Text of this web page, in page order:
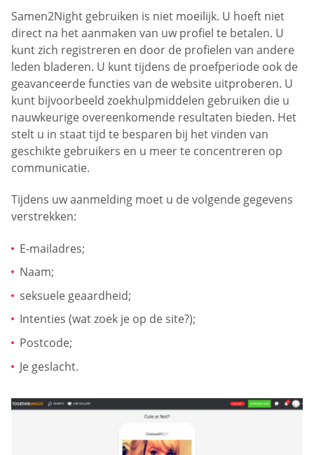
Samen2Night gebruiken is niet moeilijk. U hoeft niet
direct na het aanmaken van uw profiel te betalen. U
kunt zich registreren en door de profielen van andere
leden bladeren. U kunt tijdens de proefperiode ook de
geavanceerde functies van de website uitproberen. U
kunt bijvoorbeeld zoekhulpmiddelen gebruiken die u
nauwkeurige overeenkomende resultaten bieden. Het
stelt u in staat tijd te besparen bij het vinden van
geschikte gebruikers en u meer te concentreren op
communicatie.
Tijdens uw aanmelding moet u de volgende gegevens
verstrekken:
E-mailadres;
Naam;
seksuele geaardheid;
Intenties (wat zoek je op de site?);
Postcode;
Je geslacht.